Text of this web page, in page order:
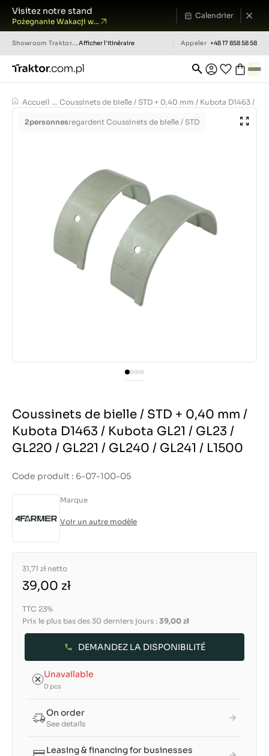
Visitez notre stand
Pożegnanie Wakacji w...
Calendrier
Showroom Traktor.com.pl Afficher l'itinéraire Appeler +48 17 858 58 58
Accueil ... Coussinets de bielle / STD + 0,40 mm / Kubota D1463 /
2personnesregardent Coussinets de bielle / STD
Coussinets de bielle / STD + 0,40 mm /
Kubota D1463 / Kubota GL21 / GL23 /
GL220 / GL221 / GL240 / GL241 / L1500
Code produit : 6-07-100-05
Marque
Voir un autre modèle
31,71 zł netto
39,00 zł
TTC 23%
Prix le plus bas des 30 derniers jours : 39,00 zł
DEMANDEZ LA DISPONIBILITÉ
Unavailable
0 pcs
On order
See details
Leasing & financing for businesses